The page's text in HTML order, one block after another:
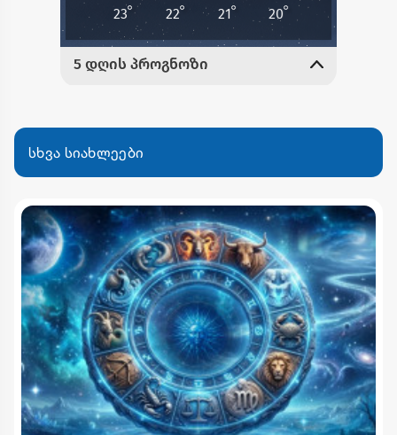
სხვა სიახლეები